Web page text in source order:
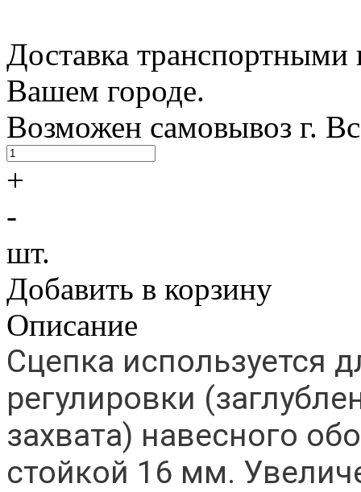
Доставка
Вашем городе.
Возможен самовывоз г.
+
-
шт.
Добавить в корзину
Описание
Сцепка используется
регулировки
захвата) навесного
стойкой 16 мм.